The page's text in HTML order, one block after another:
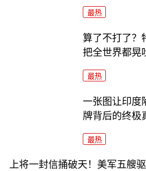
最热
算了不打了？
把全世界都晃
最热
一张图让印度
牌背后的终极
最热
上将一封信捅破天！美军五艘